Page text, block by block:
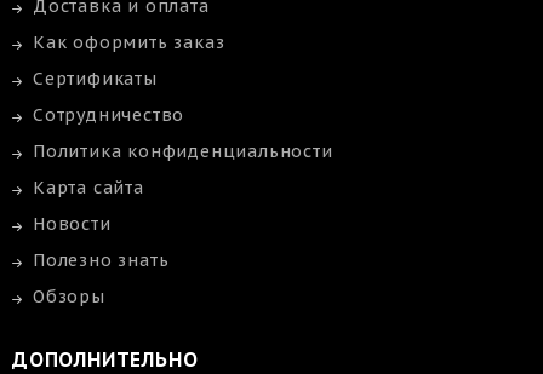
Доставка и оплата
Как оформить заказ
Сертификаты
Сотрудничество
Политика конфиденциальности
Карта сайта
Новости
Полезно знать
Обзоры
ДОПОЛНИТЕЛЬНО